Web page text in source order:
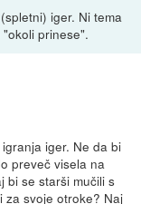
iger. Ni tema
prinese".
iger. Ne da bi
preveč visela na
bi se starši mučili s
za svoje otroke? Naj